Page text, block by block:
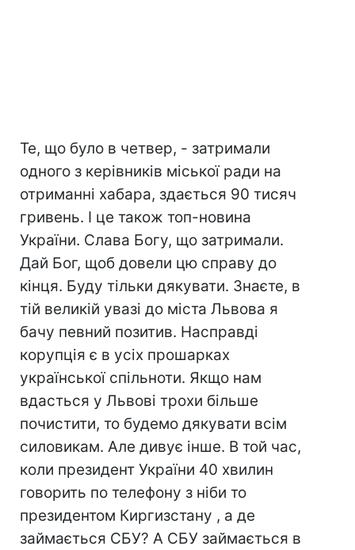
Те, що було в четвер, - затримали
одного з керівників міської ради на
отриманні хабара, здається 90 тисяч
гривень. І це також топ-новина
України. Слава Богу, що затримали.
Дай Бог, щоб довели цю справу до
кінця. Буду тільки дякувати. Знаєте, в
тій великій увазі до міста Львова я
бачу певний позитив. Насправді
корупція є в усіх прошарках
української спільноти. Якщо нам
вдасться у Львові трохи більше
почистити, то будемо дякувати всім
силовикам. Але дивує інше. В той час,
коли президент України 40 хвилин
говорить по телефону з ніби то
президентом Киргизстану , а де
займається СБУ? А СБУ займається в